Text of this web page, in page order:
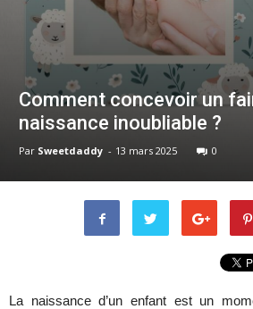
Comment concevoir un
naissance inoubliable ?
Par Sweetdaddy - 13 mars 2025 0
La naissance d’un enfant est un